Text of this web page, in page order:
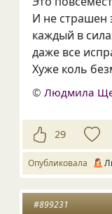
И не страшен
каждый в
даже все
Хуже коль
©Людмила
29
Опубликовала
#899231